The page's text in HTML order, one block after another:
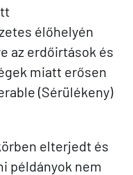
élőhelyén
az erdőirtások és
miatt erősen
(Sérülékeny)
elterjedt és
példányok nem